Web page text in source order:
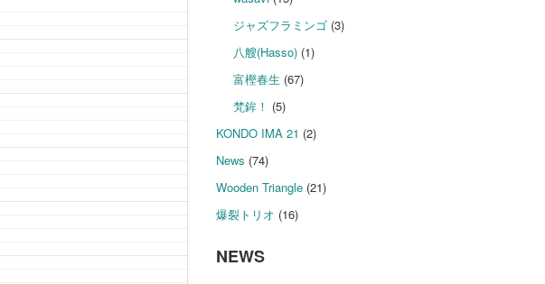
ジャズフラミンゴ (3)
八艘(Hasso) (1)
富樫春生 (67)
梵鉾！ (5)
KONDO IMA 21 (2)
News (74)
Wooden Triangle(21)
爆裂トリオ (16)
NEWS